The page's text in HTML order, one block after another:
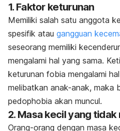
1. Faktor keturunan
Memiliki salah satu anggota
spesifik atau gangguan
seseorang memiliki
mengalami hal yang sama.
keturunan fobia mengalami
melibatkan anak-anak, maka
pedophobia akan muncul.
2. Masa kecil yang
Orang-orang dengan masa